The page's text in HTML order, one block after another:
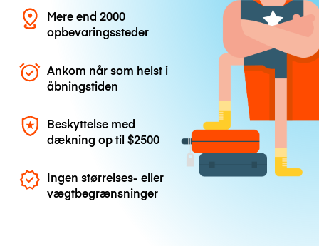
Mere end 2000
opbevaringssteder
Ankom når som helst i
åbningstiden
Beskyttelse med
dækning op til$2500
Ingen størrelses- eller
vægtbegrænsninger